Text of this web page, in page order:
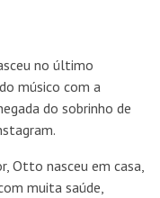
no último
músico com a
do sobrinho de
Otto nasceu em casa,
muita saúde,